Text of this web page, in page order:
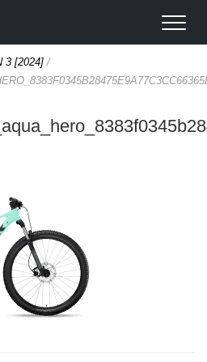
3 [2024] /